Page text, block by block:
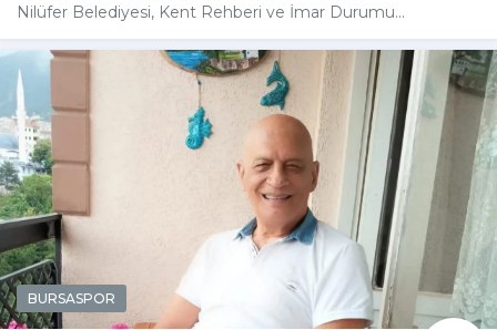
Nilüfer Belediyesi, Kent Rehberi ve İmar Durumu...
BURSASPOR